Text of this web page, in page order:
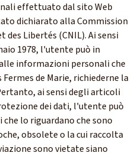
effettuato dal sito Web
dichiarato alla Commission
Libertés (CNIL). Ai sensi
1978, l'utente può in
informazioni personali che
de Marie, richiederne la
ai sensi degli articoli
dei dati, l'utente può
lo riguardano che sono
obsolete o la cui raccolta
sono vietate siano